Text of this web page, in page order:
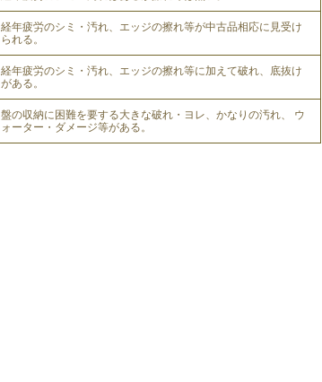
経年疲労のシミ・汚れ、エッジの擦れ等が中古品相応に見受け
られる。
経年疲労のシミ・汚れ、エッジの擦れ等に加えて破れ、底抜け
がある。
盤の収納に困難を要する大きな破れ・ヨレ、かなりの汚れ、 ウ
ォーター・ダメージ等がある。